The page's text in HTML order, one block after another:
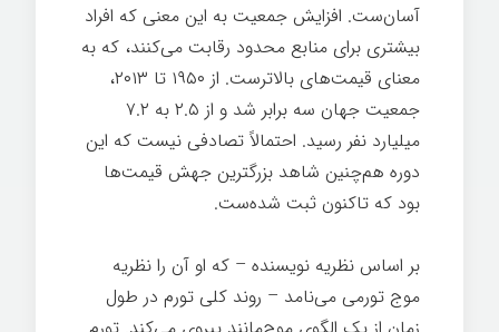
آسان‌ست. افزایش جمعیت به این معنی که افراد
بیشتری برای منابع محدود رقابت می‌کنند، که به
معنای قیمت‌های بالاترست. از ۱۹۵۰ تا ۲۰۱۳،
جمعیت جهان سه برابر شد و از ۲.۵ به ۷.۲
میلیارد نفر رسید. احتمالاً تصادفی نیست که این
دوره هم‌چنین شاهد بزرگترین جهش قیمت‌ها
بود که تاکنون ثبت شده‌ست.
بر اساس نظریه نویسنده – که او آن را نظریه
موج تورمی می‌نامد – روند کلی تورم در طول